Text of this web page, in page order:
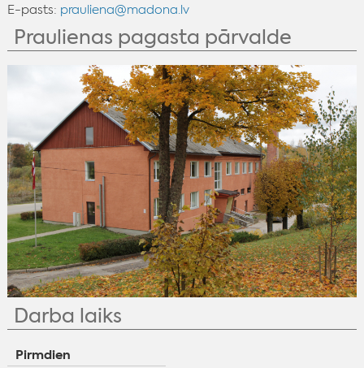
E-pasts: prauliena@madona.lv
Praulienas pagasta pārvalde
Darba laiks
Pirmdien